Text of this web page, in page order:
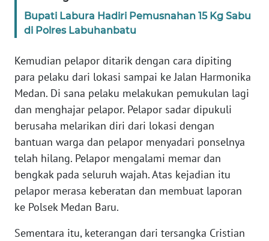
Bupati Labura Hadiri Pemusnahan 15 Kg Sabu
di Polres Labuhanbatu
Kemudian pelapor ditarik dengan cara dipiting
para pelaku dari lokasi sampai ke Jalan Harmonika
Medan. Di sana pelaku melakukan pemukulan lagi
dan menghajar pelapor. Pelapor sadar dipukuli
berusaha melarikan diri dari lokasi dengan
bantuan warga dan pelapor menyadari ponselnya
telah hilang. Pelapor mengalami memar dan
bengkak pada seluruh wajah. Atas kejadian itu
pelapor merasa keberatan dan membuat laporan
ke Polsek Medan Baru.
Sementara itu, keterangan dari tersangka Cristian
LAMPUNG
JATENG
WN
NUSANTARA
WN
JOGJA
WN
JATIM